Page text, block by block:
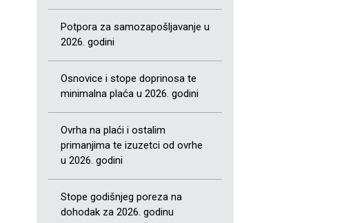
Potpora za samozapošljavanje u
2026. godini
Osnovice i stope doprinosa te
minimalna plaća u 2026. godini
Ovrha na plaći i ostalim
primanjima te izuzetci od ovrhe
u 2026. godini
Stope godišnjeg poreza na
dohodak za 2026. godinu